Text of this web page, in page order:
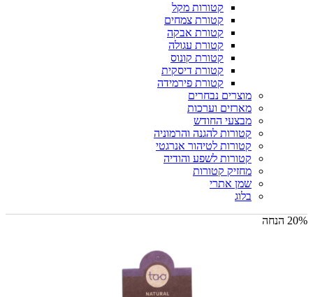
קטורות מקל
קטורת צמחים
קטורת אבקה
קטורת עגולה
קטורת קונוס
קטורת דיסקית
קטורת פירמידה
מוצרים נבחרים
מארזים וערכות
מבצעי החודש
קטורות להגנה והרמוניה
קטורות לטיהור אנרגטי
קטורות לשפע והודיה
מחזיק קטורות
שמן אתרי
בלוג
20% הנחה